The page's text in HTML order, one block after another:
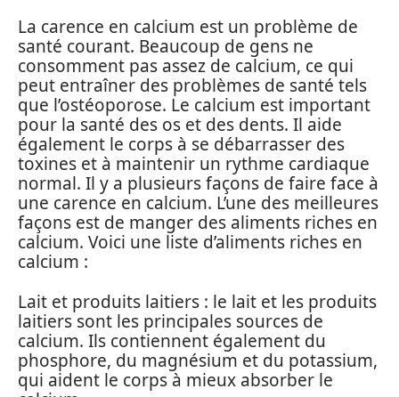
La carence en calcium est un problème de
santé courant. Beaucoup de gens ne
consomment pas assez de calcium, ce qui
peut entraîner des problèmes de santé tels
que l’ostéoporose. Le calcium est important
pour la santé des os et des dents. Il aide
également le corps à se débarrasser des
toxines et à maintenir un rythme cardiaque
normal. Il y a plusieurs façons de faire face à
une carence en calcium. L’une des meilleures
façons est de manger des aliments riches en
calcium. Voici une liste d’aliments riches en
calcium :
Lait et produits laitiers : le lait et les produits
laitiers sont les principales sources de
calcium. Ils contiennent également du
phosphore, du magnésium et du potassium,
qui aident le corps à mieux absorber le